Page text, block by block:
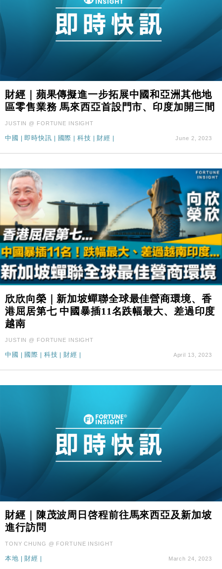
財經｜蘋果傳擬進一步拓展中國和亞洲其他地
區零售業務 馬來西亞首設門市、印度加開三間
JUSTIN @ FORTUNE INSIGHT
中國 即時快訊 國際 科技 財經 June 2, 2023
欣欣向榮｜新加坡蟬聯全球最佳營商環境、香
港屈居第七 中國暴插11名跌幅最大、差過印度
越南
JUSTIN @ FORTUNE INSIGHT
中國 | 國際 | 科技 | 財經 | April 13, 2023
財經｜陳茂波周日啓程前往馬來西亞及新加坡
進行訪問
TONY CHUNG @ FORTUNE INSIGHT
本地 | 財經 | March 24, 2023